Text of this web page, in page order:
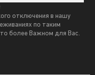
отключения в нашу
по таким
более Важном для Вас.